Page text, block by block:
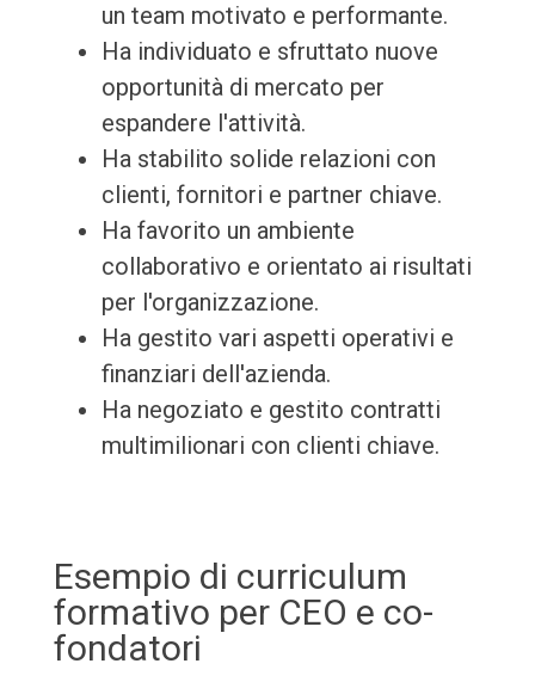
un team motivato e performante.
Ha individuato e sfruttato nuove
opportunità di mercato per
espandere l'attività.
Ha stabilito solide relazioni con
clienti, fornitori e partner chiave.
Ha favorito un ambiente
collaborativo e orientato ai risultati
per l'organizzazione.
Ha gestito vari aspetti operativi e
finanziari dell'azienda.
Ha negoziato e gestito contratti
multimilionari con clienti chiave.
Esempio di curriculum
formativo per CEO e co-
fondatori